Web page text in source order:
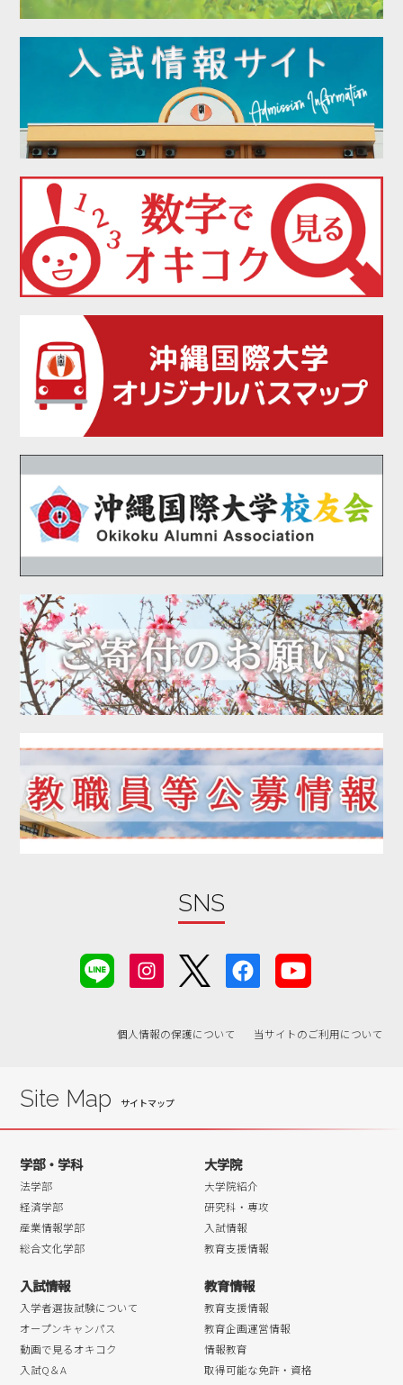
SNS
個人情報の保護について 当サイトのご利用について
Site Map
学部・学科
法学部
経済学部
産業情報学部
総合文化学部
大学院
大学院紹介
研究科・専攻
入試情報
教育支援情報
入試情報
入学者選抜試験について
オープンキャンパス
動画で見るオキコク
入試Q＆A
教育情報
教育支援情報
教育企画運営情報
情報教育
取得可能な免許・資格